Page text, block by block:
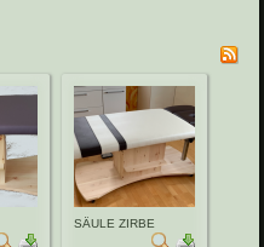
SÄULE ZIRBE